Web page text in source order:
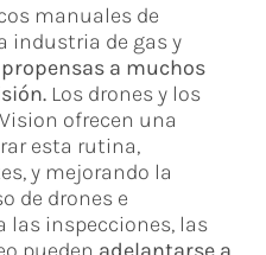
manuales de
industria de gas y
a muchos
Los drones y los
ofrecen una
esta rutina,
y mejorando la
de drones e
inspecciones, las